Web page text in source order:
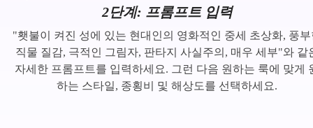
2단계: 프롬프트 입력
"횃불이 켜진 성에 있는 현대인의 영화적인 중세 초상화, 풍부
직물 질감, 극적인 그림자, 판타지 사실주의, 매우 세부"와 같
자세한 프롬프트를 입력하세요. 그런 다음 원하는 룩에 맞게
하는 스타일, 종횡비 및 해상도를 선택하세요.